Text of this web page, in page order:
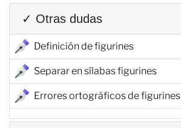
✓ Otras dudas
Definición de figurines
Separar en sílabas figurines
Errores ortográficos de figurines